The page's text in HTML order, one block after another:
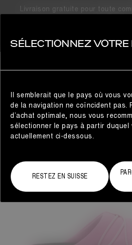
Livraison gratuite pour toute
SÉLECTIONNEZ VOTRE
Il semblerait que le pays où vous
de la navigation ne coïncident pas.
d’achat optimale, nous vous
sélectionner le pays à partir duquel
actuellement ci-dessous.
RESTEZ EN SUISSE